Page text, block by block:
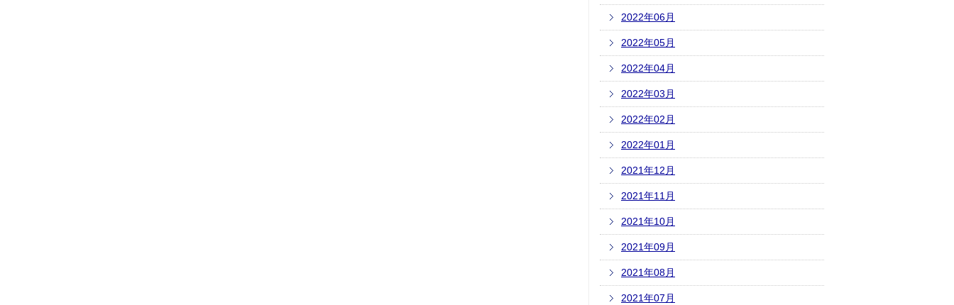
2022年06月
2022年05月
2022年04月
2022年03月
2022年02月
2022年01月
2021年12月
2021年11月
2021年10月
2021年09月
2021年08月
2021年07月